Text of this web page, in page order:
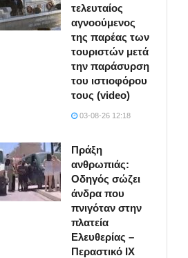
τελευταίος
αγνοούμενος
της παρέας των
τουριστών μετά
την παράσυρση
του ιστιοφόρου
τους (video)
03-08-26 12:18
Πράξη
ανθρωπιάς:
Οδηγός σώζει
άνδρα που
πνιγόταν στην
πλατεία
Ελευθερίας –
Περαστικό ΙΧ